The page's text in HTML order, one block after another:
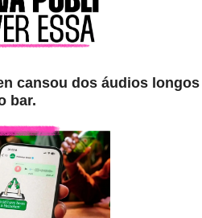
cansou dos áudios longos
bar.